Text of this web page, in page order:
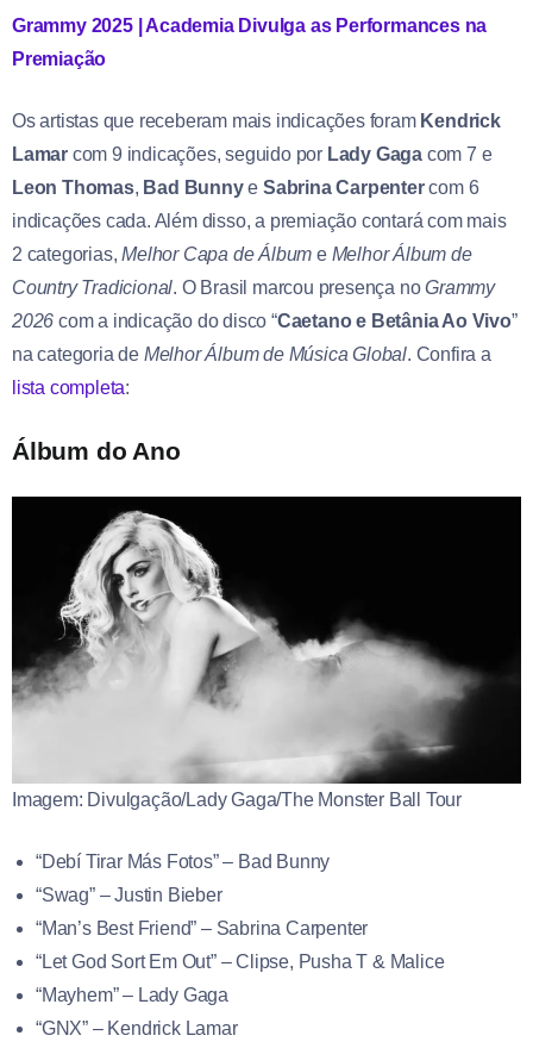
Grammy 2025 | Academia Divulga as Performances na
Premiação
Os artistas que receberam mais indicações foram Kendrick
Lamar com 9 indicações, seguido por Lady Gaga com 7 e
Leon Thomas, Bad BunnyeSabrina Carpentercom 6
indicações cada. Além disso, a premiação contará com mais
2 categorias,Melhor Capa de Álbum e Melhor Álbum de
Country Tradicional. O Brasil marcou presença noGrammy
2026 com a indicação do disco “Caetano e Betânia Ao Vivo”
na categoria de Melhor Álbum de Música Global. Confira a
lista completa:
Álbum do Ano
Imagem: Divulgação/Lady Gaga/The Monster Ball Tour
“Debí Tirar Más Fotos” – Bad Bunny
“Swag” – Justin Bieber
“Man’s Best Friend” – Sabrina Carpenter
“Let God Sort Em Out” – Clipse, Pusha T & Malice
“Mayhem” – Lady Gaga
“GNX” – Kendrick Lamar